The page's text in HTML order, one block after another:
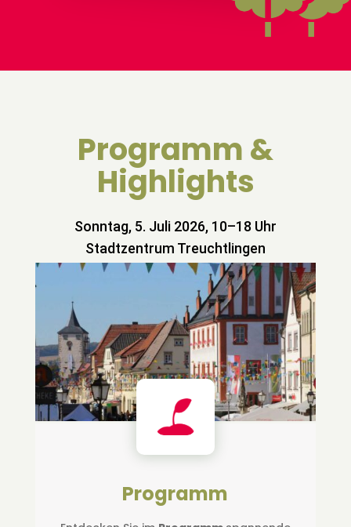
Programm &
Highlights
Sonntag, 5. Juli 2026, 10–18 Uhr
Stadtzentrum Treuchtlingen
Programm